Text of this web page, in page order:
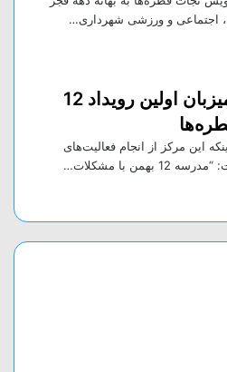
اجتماعی و ورزشی شهرداری…
مدرسه 12 بهمن؛ میزبان اولین رویداد 12
این مرکز از انجام فعالیت‌های
با مشکلات…